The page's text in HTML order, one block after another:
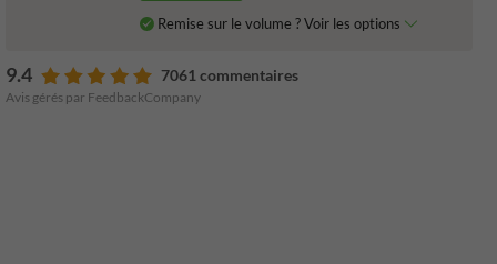
Remise sur le volume ? Voir les options
9.4 7061 commentaires
Avis gérés par FeedbackCompany